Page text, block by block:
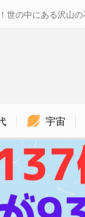
の中にある沢山の
宇宙